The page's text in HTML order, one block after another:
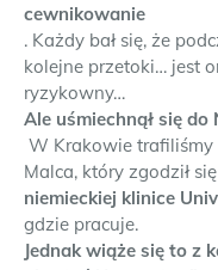
cewnikowanie
. Każdy bał się, że
kolejne przetoki… jest
ryzykowny…
Ale uśmiechnął się do
W Krakowie trafiliśmy
Malca, który zgodził
niemieckiej klinice
gdzie pracuje.
Jednak wiąże się to z